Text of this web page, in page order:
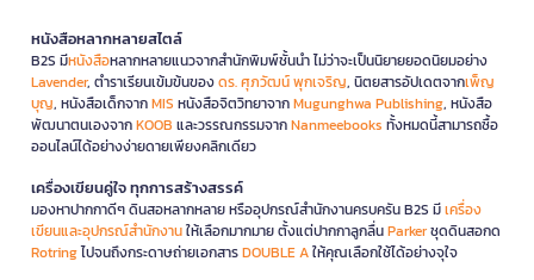
หนังสือหลากหลายสไตล์
B2S มีหนังสือหลากหลายแนวจากสำนักพิมพ์ชั้นนำ ไม่ว่าจะเป็นนิยายยอดนิยมอย่าง
Lavender, ตำราเรียนเข้มข้นของดร. ศุภวัฒน์ พุกเจริญ, นิตยสารอัปเดตจากเพ็ญ
บุญ, หนังสือเด็กจากMIS หนังสือจิตวิทยาจากMugunghwa Publishing, หนังสือ
พัฒนาตนเองจากKOOB และวรรณกรรมจากNanmeebooks ทั้งหมดนี้สามารถซื้อ
ออนไลน์ได้อย่างง่ายดายเพียงคลิกเดียว
เครื่องเขียนคู่ใจ ทุกการสร้างสรรค์
มองหาปากกาดีๆ ดินสอหลากหลาย หรืออุปกรณ์สำนักงานครบครัน B2S มีเครื่อง
เขียนและอุปกรณ์สำนักงานให้เลือกมากมาย ตั้งแต่ปากกาลูกลื่นParkerชุดดินสอกด
Rotringไปจนถึงกระดาษถ่ายเอกสารDOUBLE Aให้คุณเลือกใช้ได้อย่างจุใจ